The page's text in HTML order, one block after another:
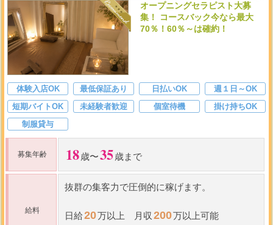
っと感じられる、あなたらしく輝ける環境です。
オープニングセラピスト大募
集！ コースバック今なら最大
70％！60％～は確約！
体験入店OK 最低保証あり 日払いOK
週１日～OK
短期バイトOK
未経験者歓迎 個室待機
掛け持ちOK
制服貸与
募集年齢 18歳〜35歳まで
給料
抜群の集客力で圧倒的に稼げます。
日給20万以上 月収 200万以上可能